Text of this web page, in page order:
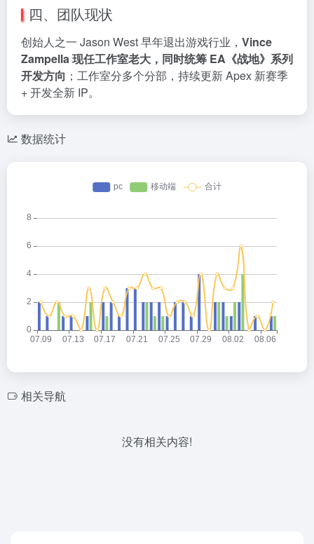
四、团队现状
创始人之一 Jason West 早年退出游戏行业， Vince
Zampella 现任工作室老大，同时统筹 EA《战地》系列
开发方向 ；工作室分多个分部，持续更新 Apex 新赛季
+ 开发全新 IP。
数据统计
相关导航
没有相关内容!